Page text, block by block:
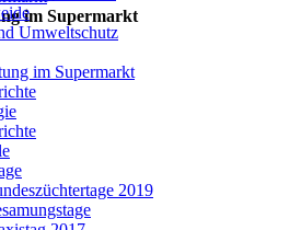
im Supermarkt
Umweltschutz
im Supermarkt
2019